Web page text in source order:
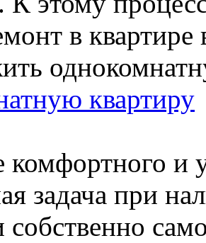
в квартире
квартиру
комфортного и
задача при
собственно